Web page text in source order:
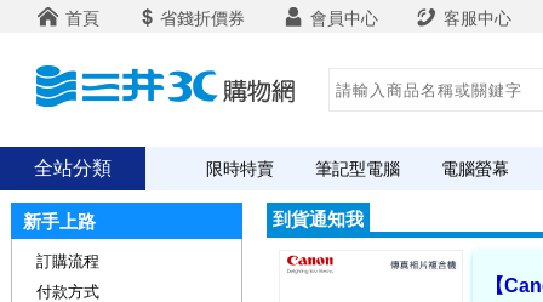
首頁 省錢折價券 會員中心 客服中心
全站分類 限時特賣 筆記型電腦 電腦螢幕
到貨通知我
【
新手上路
訂購流程
付款方式